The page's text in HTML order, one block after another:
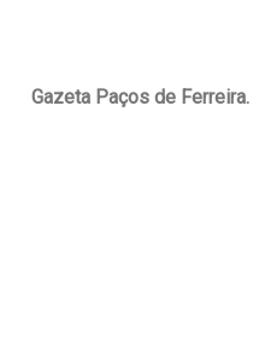
Gazeta Paços de Ferreira.